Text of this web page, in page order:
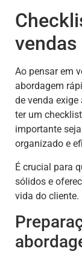
Ao pensar em
abordagem
de venda
ter um
importante
organizado e
É crucial para
sólidos e
vida do cliente.